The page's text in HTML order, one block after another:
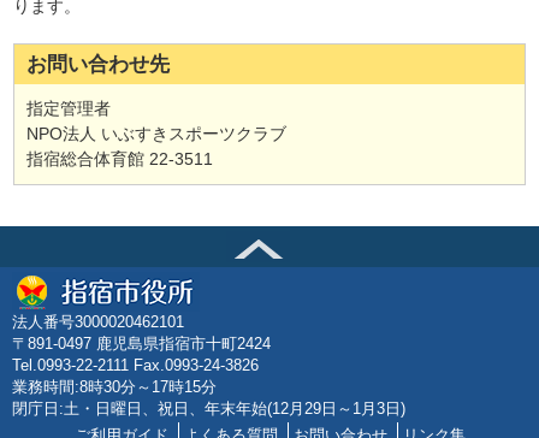
ります。
お問い合わせ先
指定管理者
NPO法人 いぶすきスポーツクラブ
指宿総合体育館 22-3511
法人番号3000020462101
〒891-0497 鹿児島県指宿市十町2424
Tel.0993-22-2111 Fax.0993-24-3826
業務時間:8時30分～17時15分
閉庁日:土・日曜日、祝日、年末年始(12月29日～1月3日)